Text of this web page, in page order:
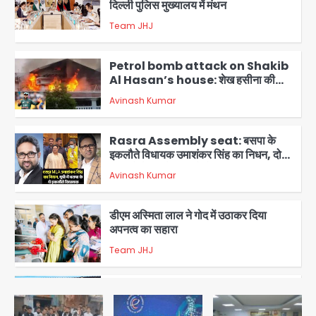
3
Petrol bomb attack on Shakib
Al Hasan’s house: शेख हसीना की
वर्चुअल प्रेस कॉन्फ्रेंस में जुड़ने पर भड़का
गुस्सा, शाकिब अल हसन के मगुरा स्थित घर पर
पेट्रोल बम से हमला
4
Rasra Assembly seat: बसपा के
इकलौते विधायक उमाशंकर सिंह का निधन, दो
साल से कैंसर से जूझ रहे थे
5
डीएम अस्मिता लाल ने गोद में उठाकर दिया
अपनत्व का सहारा
आॅपरेशन विस्टा 1.0: वीजा शर्तों का उल्लंघन
करने वाले 11 बांग्लादेशी नागरिक सेंट्रल जिला
पुलिस के हत्थे चढ़े